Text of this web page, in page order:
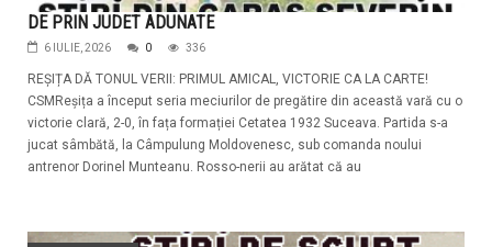
DE PRIN JUDET ADUNATE
6 IULIE, 2026 0 336
REȘIȚA DĂ TONUL VERII: PRIMUL AMICAL, VICTORIE CA LA CARTE!
CSMReșița a început seria meciurilor de pregătire din această vară cu o
victorie clară, 2-0, în fața formației Cetatea 1932 Suceava. Partida s-a
jucat sâmbătă, la Câmpulung Moldovenesc, sub comanda noului
antrenor Dorinel Munteanu. Rosso-nerii au arătat că au